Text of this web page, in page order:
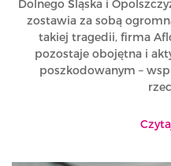
Dolnego Śląska i
zostawia za sobą
takiej tragedii, firma
pozostaje obojętna i
poszkodowanym –